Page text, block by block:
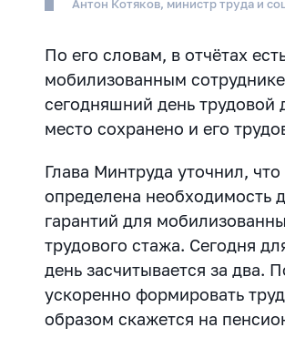
Антон Котяков, министр труда и
По его словам, в отчётах
мобилизованным
сегодняшний день трудовой
место сохранено и его
Глава Минтруда уточнил,
определена необходимость
гарантий для
трудового стажа. Сегодня
день засчитывается за два.
ускоренно формировать
образом скажется на